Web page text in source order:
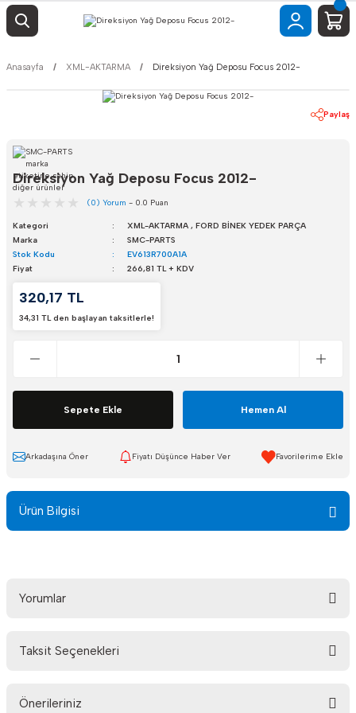
Anasayfa XML-AKTARMA Direksiyon Yağ Deposu Focus 2012-
Paylaş
Direksiyon Yağ Deposu Focus 2012-
(0) Yorum - 0.0 Puan
Kategori XML-AKTARMA , FORD BİNEK YEDEK PARÇA
Marka
SMC-PARTS
Stok Kodu
EV613R700A1A
Fiyat
266,81 TL + KDV
320,17 TL
34,31 TL den başlayan taksitlerle!
Sepete Ekle Hemen Al
Arkadaşına Öner Fiyatı Düşünce Haber Ver
Ürün Bilgisi
Yorumlar
Taksit Seçenekleri
Önerileriniz